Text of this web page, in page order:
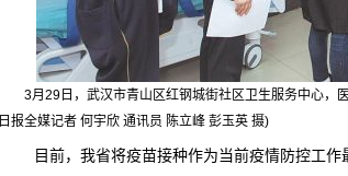
3月29日，武汉市青山区红钢城街社区卫生服务中心，
日报全媒记者 何宇欣 通讯员 陈立峰 彭玉英 摄)
目前，我省将疫苗接种作为当前疫情防控工作